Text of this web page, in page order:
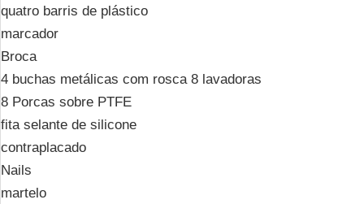
quatro barris de plástico
marcador
Broca
4 buchas metálicas com rosca 8 lavadoras
8 Porcas sobre PTFE
fita selante de silicone
contraplacado
Nails
martelo